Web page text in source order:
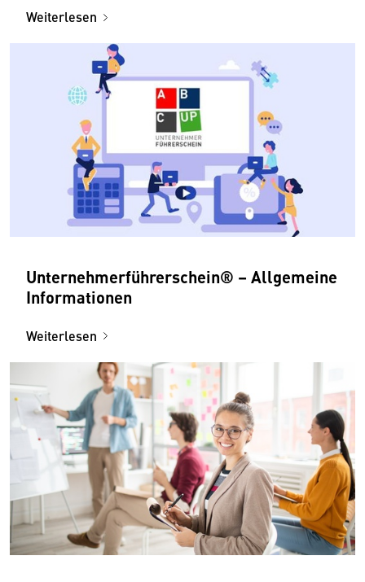
Weiterlesen
Unternehmerführer­schein® – Allgemeine
Informationen
Weiterlesen